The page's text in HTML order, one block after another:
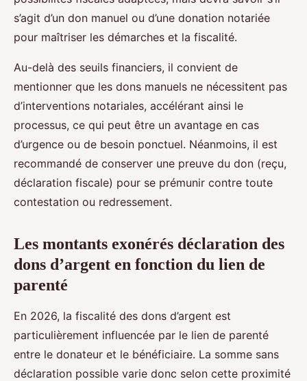
s’agit d’un don manuel ou d’une donation notariée
pour maîtriser les démarches et la fiscalité.
Au-delà des seuils financiers, il convient de
mentionner que les dons manuels ne nécessitent pas
d’interventions notariales, accélérant ainsi le
processus, ce qui peut être un avantage en cas
d’urgence ou de besoin ponctuel. Néanmoins, il est
recommandé de conserver une preuve du don (reçu,
déclaration fiscale) pour se prémunir contre toute
contestation ou redressement.
Les montants exonérés déclaration des
dons d’argent en fonction du lien de
parenté
En 2026, la fiscalité des dons d’argent est
particulièrement influencée par le lien de parenté
entre le donateur et le bénéficiaire. La somme sans
déclaration possible varie donc selon cette proximité